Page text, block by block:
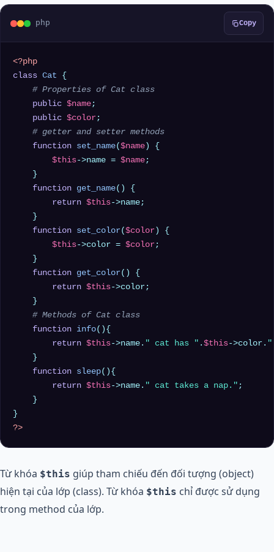
php Copy
<?php
class Cat
{
# Properties of Cat class
public $name;
public $color;
# getter and setter methods
function set_name( $name ) {
$this->name = $name;
    }
function get_name( ) {
return $this->name;
    }
function set_color( $color ) {
$this->color = $color;
    }
function get_color( ) {
return $this->color;
    }
# Methods of Cat class
function info( ) {
return $this->name. " cat has " . $this->color.
    }
function sleep( ) {
return $this->name. " cat takes a nap." ;
    }
?>
Từ khóa $this giúp tham chiếu đến đối tượng (object)
hiện tại của lớp (class). Từ khóa $this chỉ được sử dụng
trong method của lớp.